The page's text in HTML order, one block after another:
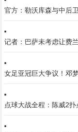
官方：勒沃库森与中后
记者：巴萨未考虑让费
女足亚冠巨大争议！邓
点球大战全程：陈威2